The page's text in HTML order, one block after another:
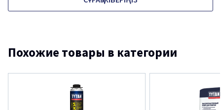
Похожие товары в категории